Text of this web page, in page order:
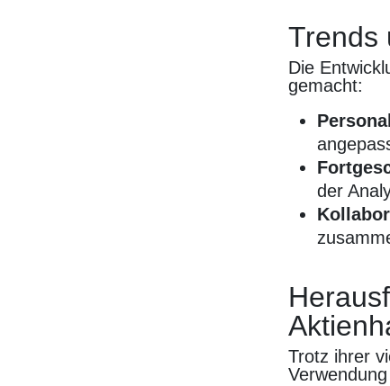
Trends
Die
gemacht:
der
Trotz ihrer